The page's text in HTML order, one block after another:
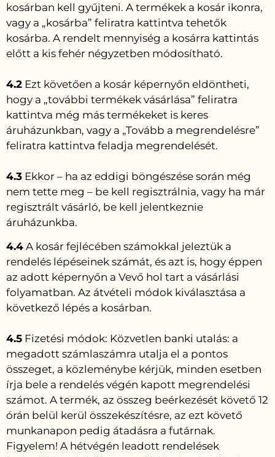
kosárban kell gyűjteni. A termékek a kosár ikonra,
vagy a „kosárba” feliratra kattintva tehetők
kosárba. A rendelt mennyiség a kosárra kattintás
előtt a kis fehér négyzetben módosítható.
4.2 Ezt követően a kosár képernyőn eldöntheti,
hogy a „további termékek vásárlása” feliratra
kattintva még más termékeket is keres
áruházunkban, vagy a „Tovább a megrendelésre”
feliratra kattintva feladja megrendelését.
4.3 Ekkor – ha az eddigi böngészése során még
nem tette meg – be kell regisztrálnia, vagy ha már
regisztrált vásárló, be kell jelentkeznie
áruházunkba.
4.4 A kosár fejlécében számokkal jeleztük a
rendelés lépéseinek számát, és azt is, hogy éppen
az adott képernyőn a Vevő hol tart a vásárlási
folyamatban. Az átvételi módok kiválasztása a
következő lépés a kosárban.
4.5 Fizetési módok: Közvetlen banki utalás: a
megadott számlaszámra utalja el a pontos
összeget, a közleménybe kérjük, minden esetben
írja bele a rendelés végén kapott megrendelési
számot. A termék, az összeg beérkezését követő 12
órán belül kerül összekészítésre, az ezt követő
munkanapon pedig átadásra a futárnak.
Figyelem! A hétvégén leadott rendelések